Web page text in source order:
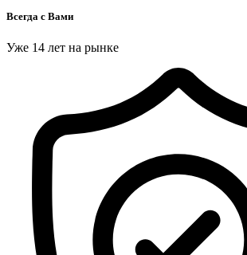
Всегда с Вами
Уже 14 лет на рынке